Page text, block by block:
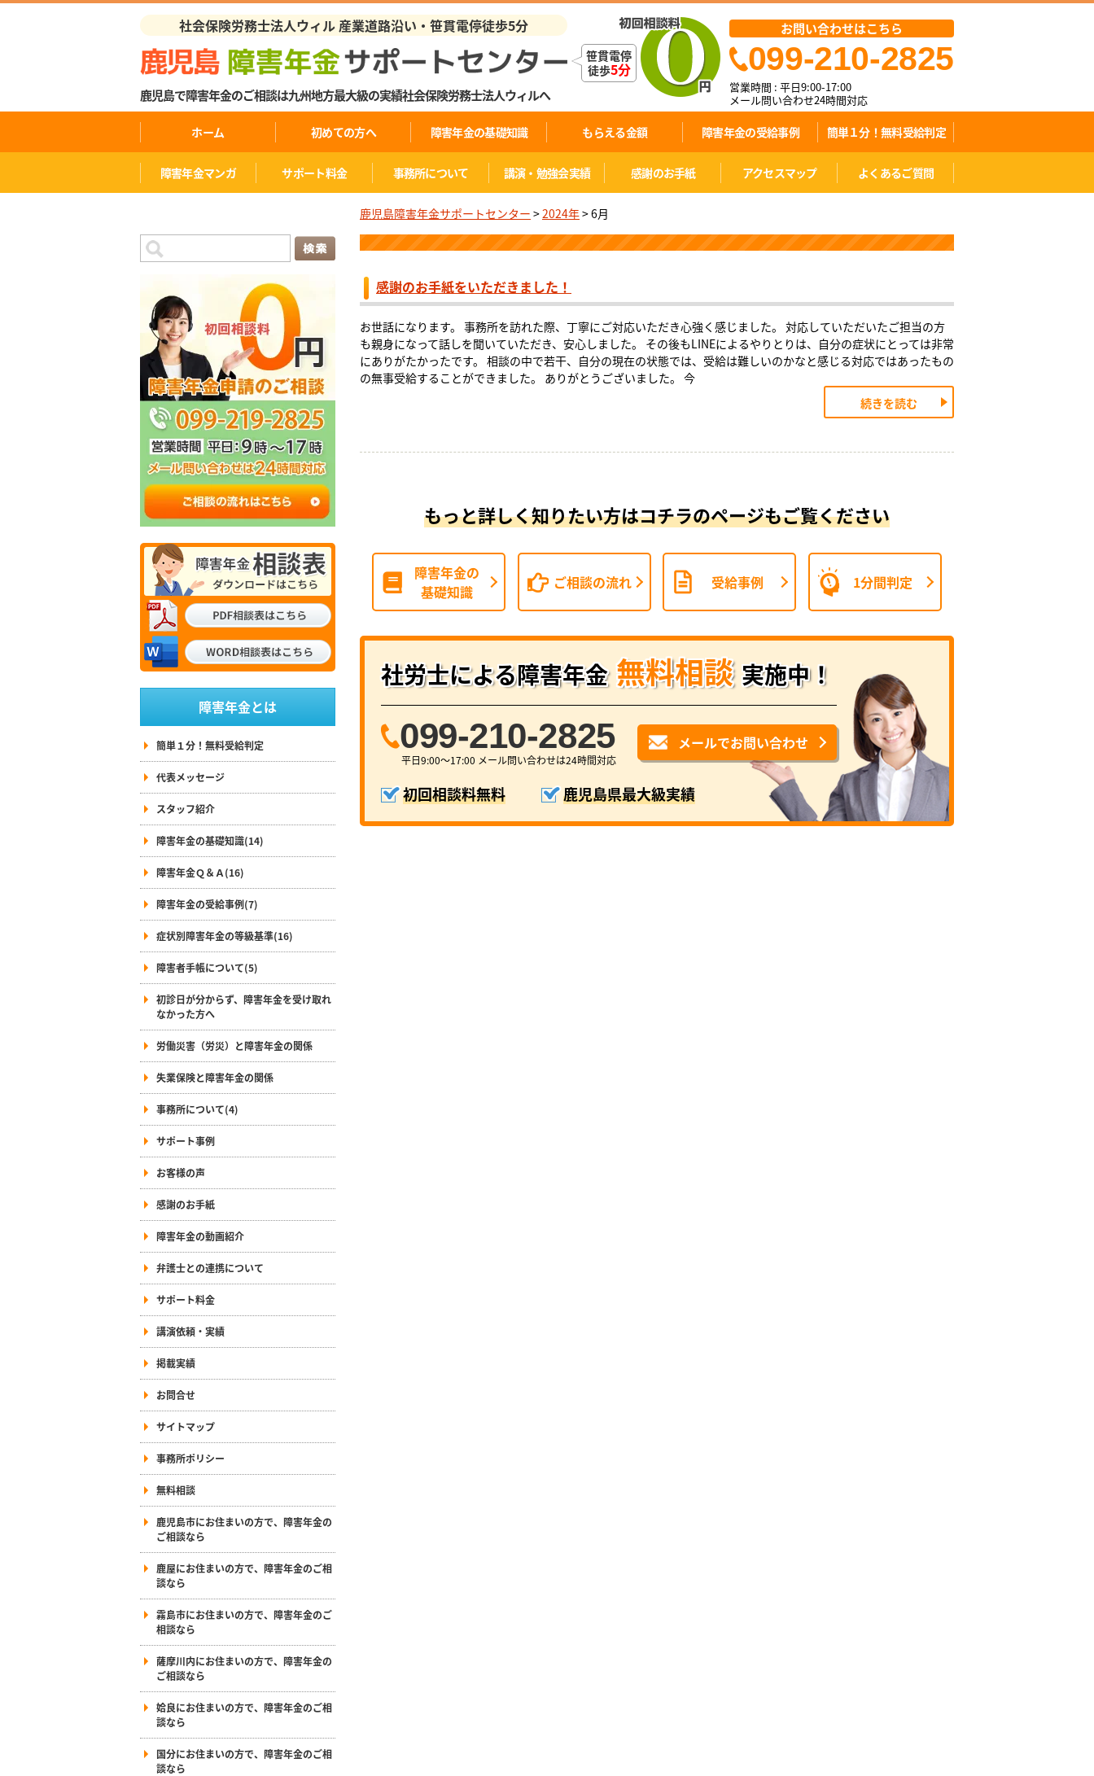
社会保険労務士法人ウィル 産業道路沿い・笹貫電停徒歩5分
笹貫電停
徒歩5分
鹿児島で障害年金のご相談は九州地方最大級の実績社会保険労務士法人ウィルへ
お問い合わせはこちら
099-210-2825
営業時間 : 平日9:00-17:00
メール問い合わせ24時間対応
ホーム 初めての方へ 障害年金の基礎知識 もらえる金額 障害年金の受給事例 簡単１分！無料受給判定
障害年金マンガ サポート料金 事務所について 講演・勉強会実績 感謝のお手紙 アクセスマップ よくあるご質問
鹿児島障害年金サポートセンター >2024年>6月
感謝のお手紙をいただきました！
お世話になります。 事務所を訪れた際、丁寧にご対応いただき心強く感じました。 対応していただいたご担当の方
も親身になって話しを聞いていただき、安心しました。 その後もLINEによるやりとりは、自分の症状にとっては非常
にありがたかったです。 相談の中で若干、自分の現在の状態では、受給は難しいのかなと感じる対応ではあったもの
の無事受給することができました。 ありがとうございました。 今
続きを読む
もっと詳しく知りたい方はコチラのページもご覧ください
障害年金の
基礎知識
ご相談の流れ 受給事例 1分間判定
社労士による障害年金 無料相談 実施中！
099-210-2825
平日9:00〜17:00 メール問い合わせは24時間対応
メールでお問い合わせ
初回相談料無料 鹿児島県最大級実績
障害年金とは
簡単１分！無料受給判定
代表メッセージ
スタッフ紹介
障害年金の基礎知識(14)
障害年金Ｑ＆Ａ(16)
障害年金の受給事例(7)
症状別障害年金の等級基準(16)
障害者手帳について(5)
初診日が分からず、障害年金を受け取れ
なかった方へ
労働災害（労災）と障害年金の関係
失業保険と障害年金の関係
事務所について(4)
サポート事例
お客様の声
感謝のお手紙
障害年金の動画紹介
弁護士との連携について
サポート料金
講演依頼・実績
掲載実績
お問合せ
サイトマップ
事務所ポリシー
無料相談
鹿児島市にお住まいの方で、障害年金の
ご相談なら
鹿屋にお住まいの方で、障害年金のご相
談なら
霧島市にお住まいの方で、障害年金のご
相談なら
薩摩川内にお住まいの方で、障害年金の
ご相談なら
姶良にお住まいの方で、障害年金のご相
談なら
国分にお住まいの方で、障害年金のご相
談なら